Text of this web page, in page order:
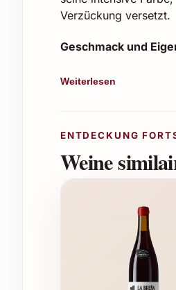
Verzückung versetzt.
Geschmack und
Intensive,
Empfehlungen für
Perfekt als
Ideal zum
Erfrischender
Passende Anlässe
Weiterlesen
ENTDECKUNG
Weine